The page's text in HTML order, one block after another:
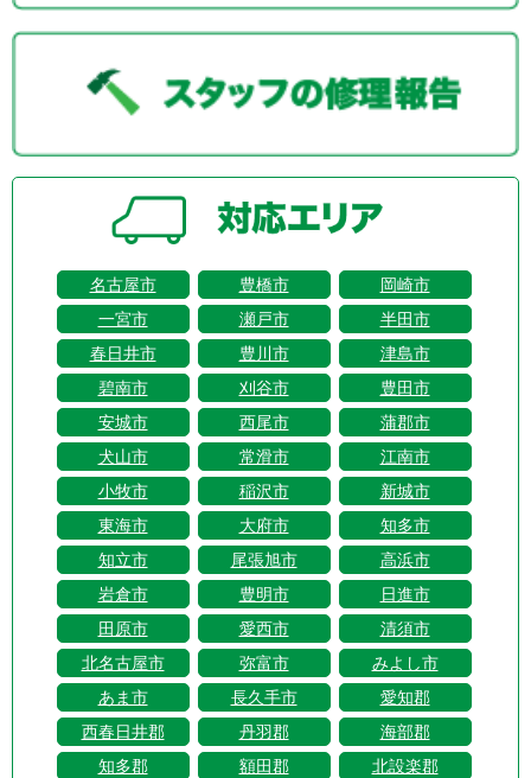
名古屋市 豊橋市
岡崎市
一宮市
瀬戸市
半田市
春日井市
豊川市
津島市
碧南市
刈谷市
豊田市
安城市
西尾市
蒲郡市
犬山市
常滑市
江南市
小牧市
稲沢市
新城市
東海市
大府市
知多市
知立市
尾張旭市
高浜市
岩倉市
豊明市
日進市
田原市
愛西市
清須市
北名古屋市
弥富市
みよし市
あま市
長久手市
愛知郡
西春日井郡
丹羽郡
海部郡
知多郡
額田郡 北設楽郡